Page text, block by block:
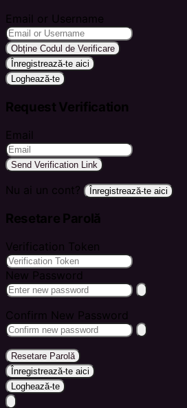
Email or Username
Obține Codul de Verificare
Înregistrează-te aici
Loghează-te
Request Verification
Email
Send Verification Link
Nu ai un cont? Înregistrează-te aici
Resetare Parolă
Verification Token
New Password
Confirm New Password
Resetare Parolă
Înregistrează-te aici
Loghează-te